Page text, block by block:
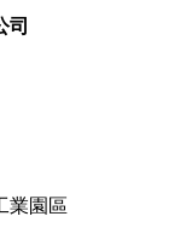
司
業園區